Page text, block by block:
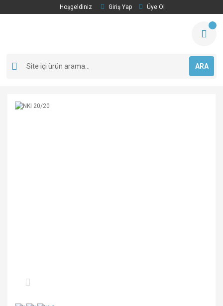
Hoşgeldiniz Giriş Yap Üye Ol
ARA